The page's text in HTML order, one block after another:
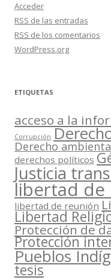
Acceder
RSS de las entradas
RSS de los comentarios
WordPress.org
ETIQUETAS
acceso a la
Corrupción
Derecho
derechos políticos
Justicia
libertad de
libertad de reunión
Libertad
Protección de
Protección
Pueblos
tesis